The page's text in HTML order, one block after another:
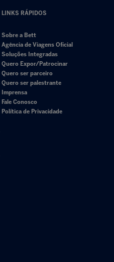
LINKS RÁPIDOS
Sobre a Bett
Agência de Viagens Oficial
Soluções Integradas
Quero Expor/Patrocinar
Quero ser parceiro
Quero ser palestrante
Imprensa
Fale Conosco
Política de Privacidade